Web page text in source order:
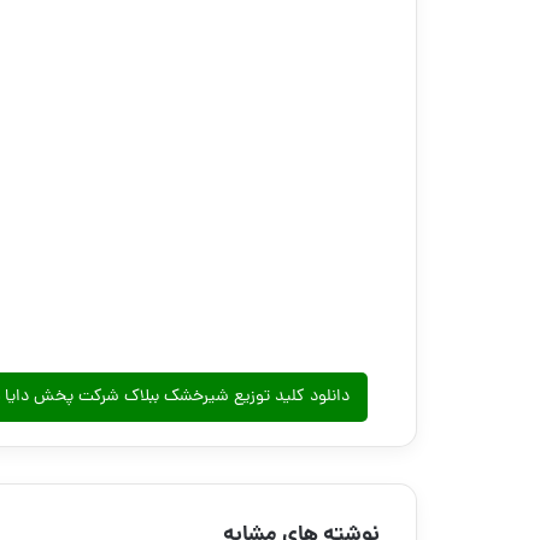
دانلود کلید توزیع شیرخشک ببلاک شرکت پخش دایا